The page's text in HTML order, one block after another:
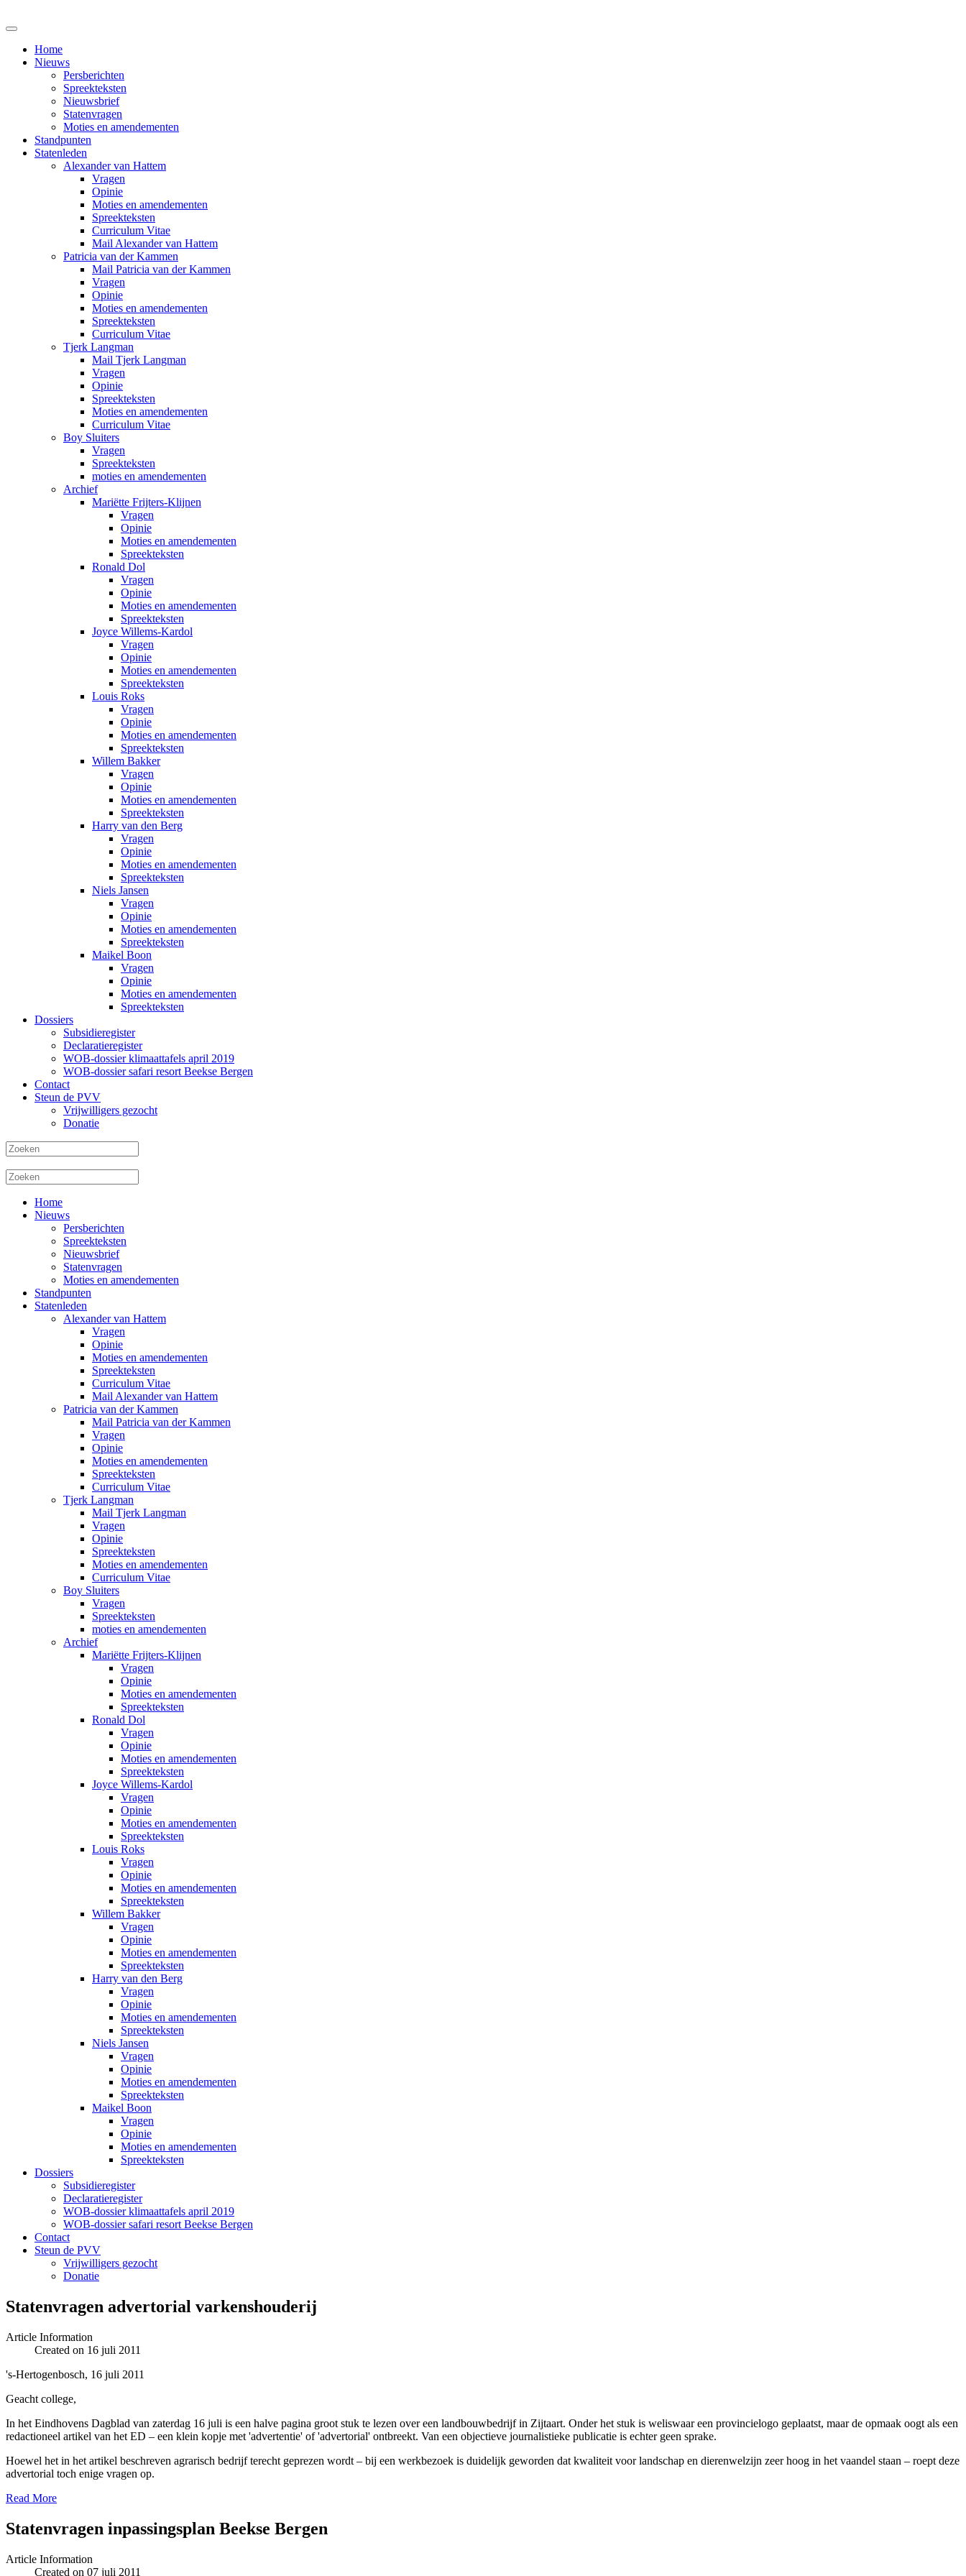
Home
Nieuws
Persberichten
Spreekteksten
Nieuwsbrief
Statenvragen
Moties en amendementen
Standpunten
Statenleden
Alexander van Hattem
Vragen
Opinie
Moties en amendementen
Spreekteksten
Curriculum Vitae
Mail Alexander van Hattem
Patricia van der Kammen
Mail Patricia van der Kammen
Vragen
Opinie
Moties en amendementen
Spreekteksten
Curriculum Vitae
Tjerk Langman
Mail Tjerk Langman
Vragen
Opinie
Spreekteksten
Moties en amendementen
Curriculum Vitae
Boy Sluiters
Vragen
Spreekteksten
moties en amendementen
Archief
Mariëtte Frijters-Klijnen
Vragen
Opinie
Moties en amendementen
Spreekteksten
Ronald Dol
Vragen
Opinie
Moties en amendementen
Spreekteksten
Joyce Willems-Kardol
Vragen
Opinie
Moties en amendementen
Spreekteksten
Louis Roks
Vragen
Opinie
Moties en amendementen
Spreekteksten
Willem Bakker
Vragen
Opinie
Moties en amendementen
Spreekteksten
Harry van den Berg
Vragen
Opinie
Moties en amendementen
Spreekteksten
Niels Jansen
Vragen
Opinie
Moties en amendementen
Spreekteksten
Maikel Boon
Vragen
Opinie
Moties en amendementen
Spreekteksten
Dossiers
Subsidieregister
Declaratieregister
WOB-dossier klimaattafels april 2019
WOB-dossier safari resort Beekse Bergen
Contact
Steun de PVV
Vrijwilligers gezocht
Donatie
Home
Nieuws
Persberichten
Spreekteksten
Nieuwsbrief
Statenvragen
Moties en amendementen
Standpunten
Statenleden
Alexander van Hattem
Vragen
Opinie
Moties en amendementen
Spreekteksten
Curriculum Vitae
Mail Alexander van Hattem
Patricia van der Kammen
Mail Patricia van der Kammen
Vragen
Opinie
Moties en amendementen
Spreekteksten
Curriculum Vitae
Tjerk Langman
Mail Tjerk Langman
Vragen
Opinie
Spreekteksten
Moties en amendementen
Curriculum Vitae
Boy Sluiters
Vragen
Spreekteksten
moties en amendementen
Archief
Mariëtte Frijters-Klijnen
Vragen
Opinie
Moties en amendementen
Spreekteksten
Ronald Dol
Vragen
Opinie
Moties en amendementen
Spreekteksten
Joyce Willems-Kardol
Vragen
Opinie
Moties en amendementen
Spreekteksten
Louis Roks
Vragen
Opinie
Moties en amendementen
Spreekteksten
Willem Bakker
Vragen
Opinie
Moties en amendementen
Spreekteksten
Harry van den Berg
Vragen
Opinie
Moties en amendementen
Spreekteksten
Niels Jansen
Vragen
Opinie
Moties en amendementen
Spreekteksten
Maikel Boon
Vragen
Opinie
Moties en amendementen
Spreekteksten
Dossiers
Subsidieregister
Declaratieregister
WOB-dossier klimaattafels april 2019
WOB-dossier safari resort Beekse Bergen
Contact
Steun de PVV
Vrijwilligers gezocht
Donatie
Statenvragen advertorial varkenshouderij
Article Information
Created on 16 juli 2011
's-Hertogenbosch, 16 juli 2011
Geacht college,
In het Eindhovens Dagblad van zaterdag 16 juli is een halve pagina groot stuk te lezen over een landbouwbedrijf in Zijtaart. Onder het stuk is weliswaar een provincielogo geplaatst, maar de opmaak oogt als een
redactioneel artikel van het ED – een klein kopje met 'advertentie' of 'advertorial' ontbreekt. Van een objectieve journalistieke publicatie is echter geen sprake.
Hoewel het in het artikel beschreven agrarisch bedrijf terecht geprezen wordt – bij een werkbezoek is duidelijk geworden dat kwaliteit voor landschap en dierenwelzijn zeer hoog in het vaandel staan – roept deze
advertorial toch enige vragen op.
Read More
Statenvragen inpassingsplan Beekse Bergen
Article Information
Created on 07 juli 2011